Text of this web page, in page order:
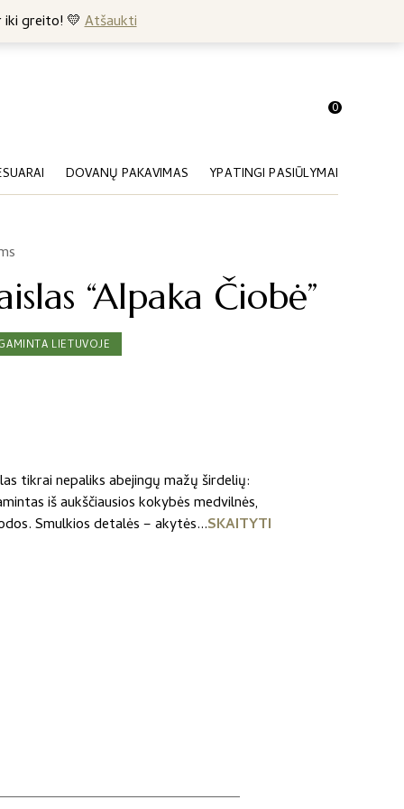
iki greito! 💛Atšaukti
0
DOVANŲ PAKAVIMAS YPATINGI PASIŪLYMAI
“Alpaka Čiobė”
LIETUVOJE
tikrai nepaliks abejingų mažų širdelių:
iš aukščiausios kokybės medvilnės,
Smulkios detalės – akytės...SKAITYTI